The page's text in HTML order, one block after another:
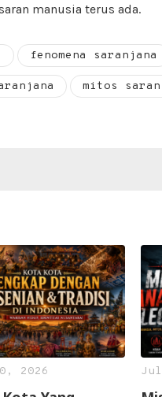
manusia terus ada.
fenomena saranjana
mitos
2026